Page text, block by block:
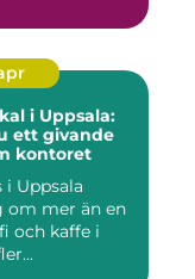
i Uppsala:
ett givande
kontoret
i Uppsala
om mer än en
och kaffe i